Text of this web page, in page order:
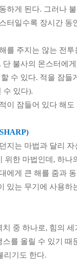
하게 된다. 그러나
터일수록 장시간
를 주지는 않는 전
불사의 몬스터에
수 있다. 적을 잠
수 있다).
이 잠들어 있다 해
지는 마법과 달리
위한 마법인데, 하
에게 큰 해를 줌과
있는 무기에 사용
중 하나로, 힘의
를 올릴 수 있기
리기도 한다.